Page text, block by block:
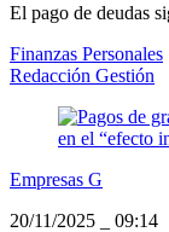
El pago de deudas
Finanzas Personales
Redacción Gestión
Empresas G
20/11/2025
09:14